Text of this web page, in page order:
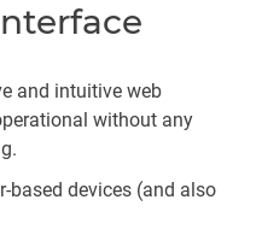
and intuitive web
without any
based devices (and also